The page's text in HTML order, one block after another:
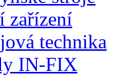
zařízení
technika
IN-FIX